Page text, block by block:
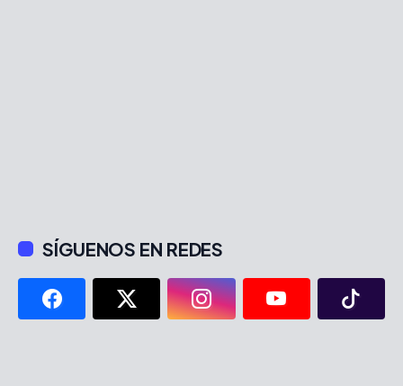
SÍGUENOS EN REDES